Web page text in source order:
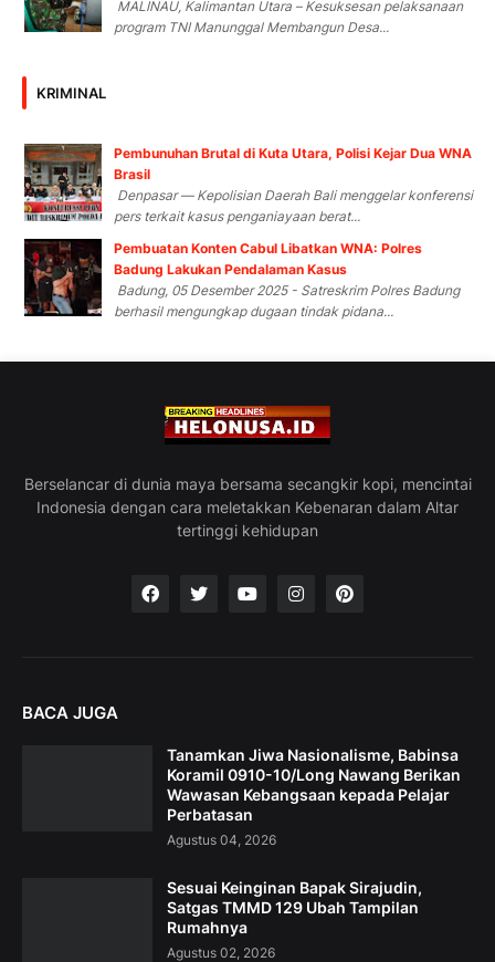
MALINAU, Kalimantan Utara – Kesuksesan pelaksanaan
program TNI Manunggal Membangun Desa...
KRIMINAL
Pembunuhan Brutal di Kuta Utara, Polisi Kejar Dua WNA
Brasil
Denpasar — Kepolisian Daerah Bali menggelar konferensi
pers terkait kasus penganiayaan berat...
Pembuatan Konten Cabul Libatkan WNA: Polres
Badung Lakukan Pendalaman Kasus
Badung, 05 Desember 2025 - Satreskrim Polres Badung
berhasil mengungkap dugaan tindak pidana...
Berselancar di dunia maya bersama secangkir kopi, mencintai
Indonesia dengan cara meletakkan Kebenaran dalam Altar
tertinggi kehidupan
BACA JUGA
Tanamkan Jiwa Nasionalisme, Babinsa
Koramil 0910-10/Long Nawang Berikan
Wawasan Kebangsaan kepada Pelajar
Perbatasan
Agustus 04, 2026
Sesuai Keinginan Bapak Sirajudin,
Satgas TMMD 129 Ubah Tampilan
Rumahnya
Agustus 02, 2026